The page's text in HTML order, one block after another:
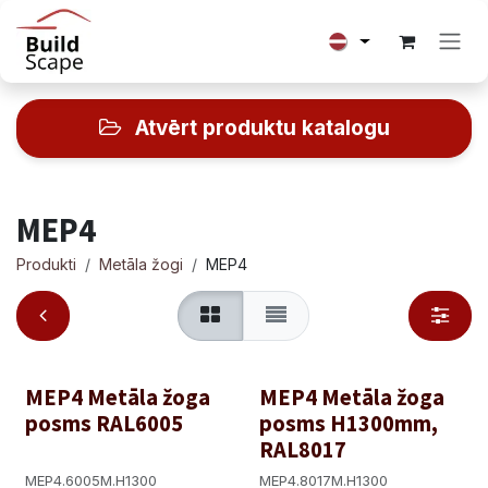
Skip to Content
Atvērt produktu katalogu
Produkti Metāla žogi MEP4
MEP4
MEP4 Metāla žoga
posms RAL6005
MEP4.6005M.H1300
MEP4 Metāla žoga
posms H1300mm,
RAL8017
MEP4.8017M.H1300